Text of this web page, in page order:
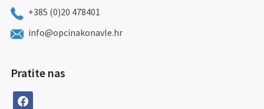
+385 (0)20 478401
info@opcinakonavle.hr
Pratite nas
facebook